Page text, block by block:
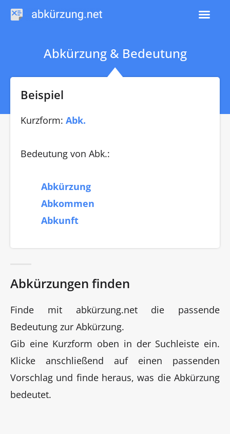
Zum
Inhalt
Abkürzung & Bedeutung
Beispiel
Kurzform: Abk.
Bedeutung von Abk.:
Abkürzung
Abkommen
Abkunft
Abkürzungen finden
Finde mit abkürzung.net die passende
Bedeutung zur Abkürzung.
Gib eine Kurzform oben in der Suchleiste ein.
Klicke anschließend auf einen passenden
Vorschlag und finde heraus, was die Abkürzung
bedeutet.